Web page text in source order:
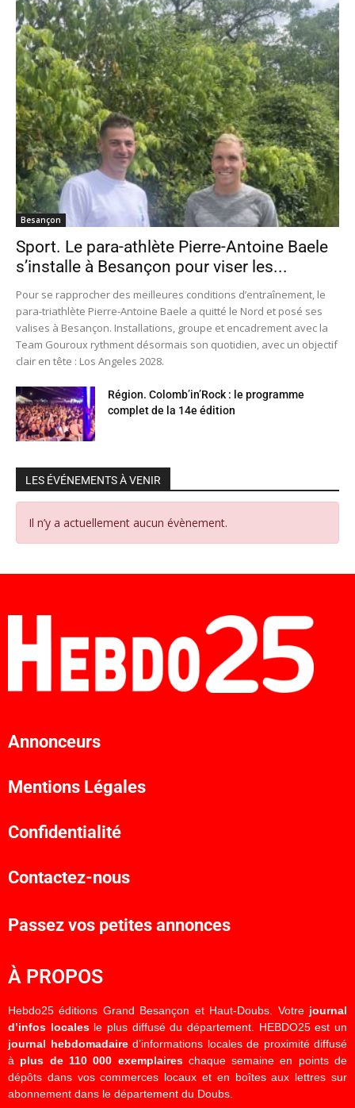
Besançon
Sport. Le para-athlète Pierre-Antoine Baele
s’installe à Besançon pour viser les...
Pour se rapprocher des meilleures conditions d’entraînement, le
para-triathlète Pierre-Antoine Baele a quitté le Nord et posé ses
valises à Besançon. Installations, groupe et encadrement avec la
Team Gouroux rythment désormais son quotidien, avec un objectif
clair en tête : Los Angeles 2028.
Région. Colomb’in’Rock : le programme
complet de la 14e édition
LES ÉVÉNEMENTS À VENIR
Il n’y a actuellement aucun évènement.
Annonceurs
Mentions Légales
Confidentialité
Contactez-nous
Passez vos petites annonces
À PROPOS
Hebdo25 éditions Grand Besançon et Haut-Doubs. Votre journal
d’infos localesle plus diffusé du département. HEBDO25 est un
journal hebdomadaired’informations locales de proximité diffusé
à plus de 110 000 exemplaireschaque semaine en points de
dépôts dans vos commerces locaux et en boîtes aux lettres sur
abonnement dans le département du Doubs.